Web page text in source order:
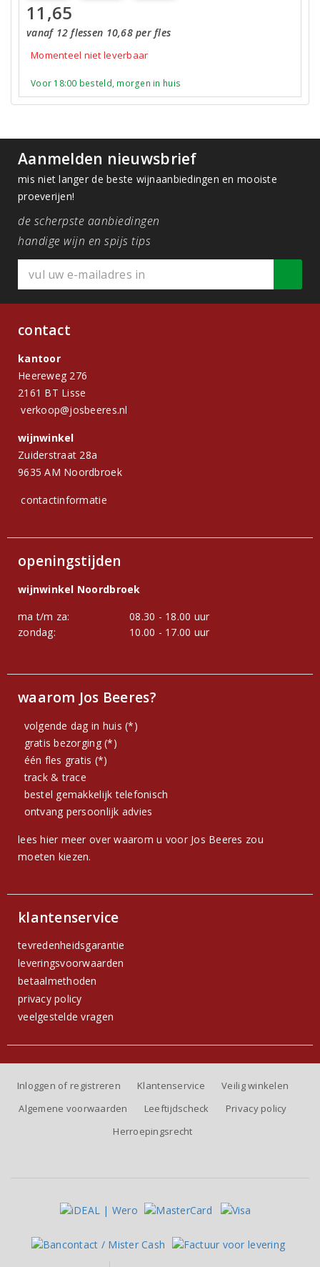
11,65
vanaf 12 flessen 10,68 per fles
Momenteel niet leverbaar
Voor 18:00 besteld, morgen in huis
Aanmelden nieuwsbrief
mis niet langer de beste wijnaanbiedingen en mooiste
proeverijen!
de scherpste aanbiedingen
handige wijn en spijs tips
contact
kantoor
Heereweg 276
2161 BT Lisse
verkoop@josbeeres.nl
wijnwinkel
Zuiderstraat 28a
9635 AM Noordbroek
contactinformatie
openingstijden
wijnwinkel Noordbroek
ma t/m za:
08.30 - 18.00 uur
zondag:
10.00 - 17.00 uur
waarom Jos Beeres?
volgende dag in huis (*)
gratis bezorging (*)
één fles gratis (*)
track & trace
bestel gemakkelijk telefonisch
ontvang persoonlijk advies
lees hier meer over waarom u voor Jos Beeres zou
moeten kiezen.
klantenservice
tevredenheidsgarantie
leveringsvoorwaarden
betaalmethoden
privacy policy
veelgestelde vragen
Inloggen of registreren Klantenservice
Veilig winkelen
Algemene voorwaarden
Leeftijdscheck
Privacy policy
Herroepingsrecht